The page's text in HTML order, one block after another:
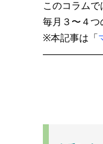
このコラム
毎月３〜４つ
※本記事は「